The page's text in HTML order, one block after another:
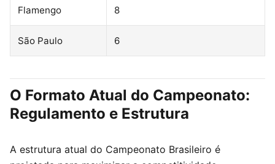
Flamengo 8
São Paulo 6
O Formato Atual do Campeonato:
Regulamento e Estrutura
A estrutura atual do Campeonato Brasileiro é